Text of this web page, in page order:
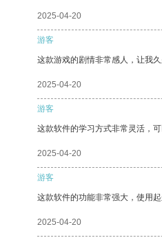
2025-04-20
游客
这款游戏的剧情非常感人，让我久
2025-04-20
游客
这款软件的学习方式非常灵活，
2025-04-20
游客
这款软件的功能非常强大，使用起
2025-04-20